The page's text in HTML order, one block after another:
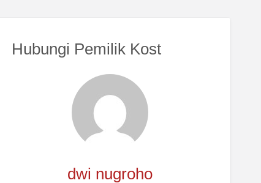
Hubungi Pemilik Kost
dwi nugroho